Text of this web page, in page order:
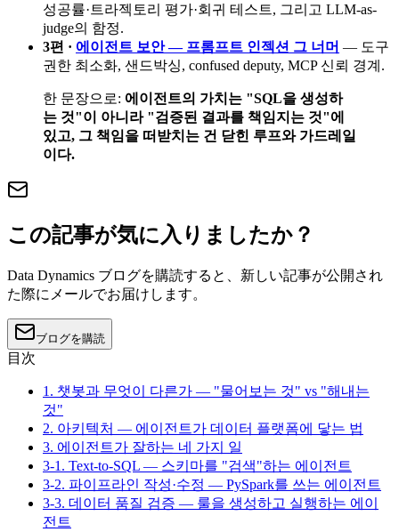
성공률·트라젝토리 평가·회귀 테스트, 그리고 LLM-as-
judge의 함정.
3편 · 에이전트 보안 — 프롬프트 인젝션 그 너머 — 도구
권한 최소화, 샌드박싱, confused deputy, MCP 신뢰 경계.
한 문장으로: 에이전트의 가치는 "SQL을 생성하
는 것"이 아니라 "검증된 결과를 책임지는 것"에
있고, 그 책임을 떠받치는 건 닫힌 루프와 가드레일
이다.
この記事が気に入りましたか？
Data Dynamics ブログを購読すると、新しい記事が公開され
た際にメールでお届けします。
ブログを購読
目次
1. 챗봇과 무엇이 다른가 — "물어보는 것" vs "해내는
것"
2. 아키텍처 — 에이전트가 데이터 플랫폼에 닿는 법
3. 에이전트가 잘하는 네 가지 일
3-1. Text-to-SQL — 스키마를 "검색"하는 에이전트
3-2. 파이프라인 작성·수정 — PySpark를 쓰는 에이전트
3-3. 데이터 품질 검증 — 룰을 생성하고 실행하는 에이
전트